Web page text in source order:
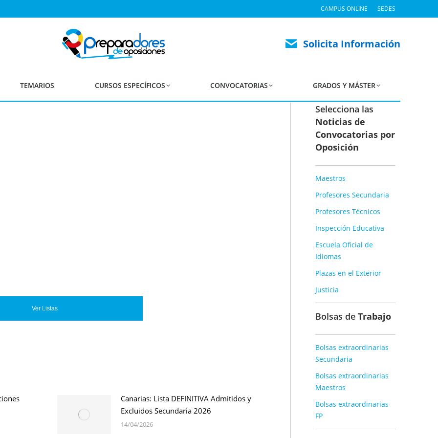
CAMPUS ONLINE SEDES
Solicita Información
TEMARIOS CURSOS ESPECÍFICOS CONVOCATORIAS GRADOS Y MÁSTER
admitidos y excluidos Oposiciones
2025
Secundaria y FP
Ver Listas
Canarias: Lista DEFINITIVA Admitidos y
Excluidos Secundaria 2026
14/04/2026
Selecciona las
Noticias de
Convocatorias por
Oposición
Maestros
Profesores Secundaria
Profesores Técnicos
Inspección Educativa
Escuela Oficial de
Idiomas
Plazas en el Exterior
Justicia
Bolsas de Trabajo
Bolsas extraordinarias
Secundaria
Bolsas extraordinarias
Maestros
Bolsas extraordinarias
FP